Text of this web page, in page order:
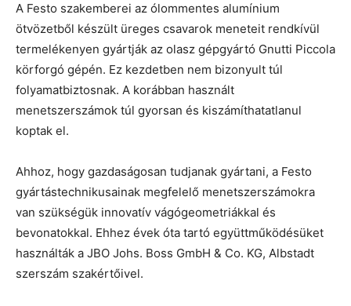
A Festo szakemberei az ólommentes alumínium
ötvözetből készült üreges csavarok meneteit rendkívül
termelékenyen gyártják az olasz gépgyártó Gnutti Piccola
körforgó gépén. Ez kezdetben nem bizonyult túl
folyamatbiztosnak. A korábban használt
menetszerszámok túl gyorsan és kiszámíthatatlanul
koptak el.
Ahhoz, hogy gazdaságosan tudjanak gyártani, a Festo
gyártástechnikusainak megfelelő menetszerszámokra
van szükségük innovatív vágógeometriákkal és
bevonatokkal. Ehhez évek óta tartó együttműködésüket
használták a JBO Johs. Boss GmbH & Co. KG, Albstadt
szerszám szakértőivel.